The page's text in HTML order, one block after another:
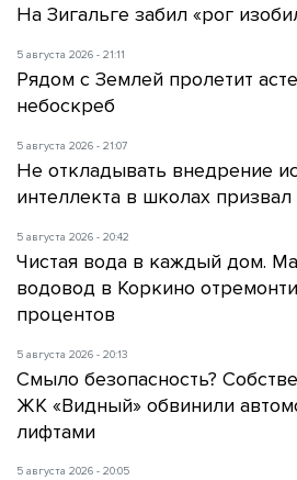
На Зигальге забил «рог
5 августа 2026 - 21:11
Рядом с Землей пролетит
небоскреб
5 августа 2026 - 21:07
Не откладывать внедрение
интеллекта в школах призвал
5 августа 2026 - 20:42
Чистая вода в каждый дом.
водовод в Коркино
процентов
5 августа 2026 - 20:13
Смыло безопасность?
ЖК «Видный» обвинили
лифтами
5 августа 2026 - 20:05